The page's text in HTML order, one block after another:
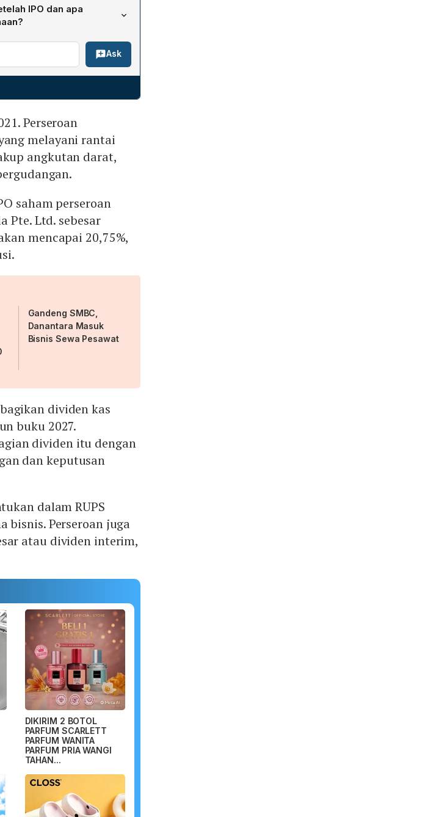
20,75% dari modal
1) Rp 215 miliar untuk
membeli 99,99% sahamnya,
mendukung operasional
layanan logistik multimoda
IPO dan apa
Kalifornia Pte. Ltd. Setelah
dilusinya
dividen kas maksimal 10%
keputusan Dewan
Ask
Perseroan
melayani rantai
angkutan darat,
saham perseroan
Pte. Ltd. sebesar
mencapai 20,75%,
Gandeng SMBC,
Danantara Masuk
Bisnis Sewa Pesawat
dividen kas
buku 2027.
dividen itu dengan
dan keputusan
dalam RUPS
bisnis. Perseroan juga
atau dividen interim,
DIKIRIM 2 BOTOL
PARFUM SCARLETT
PARFUM WANITA
PARFUM PRIA WANGI
TAHAN...